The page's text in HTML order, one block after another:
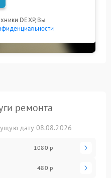
DEXP, Вы
ремонта
дату 08.08.2026
1080 р
480 р